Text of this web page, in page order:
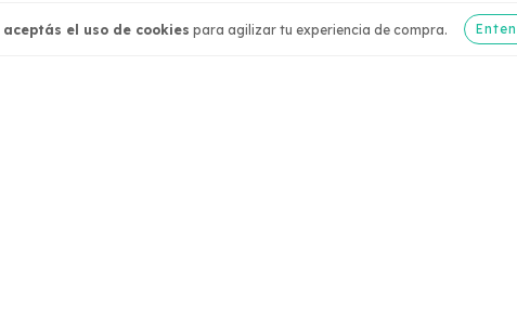
aceptás el uso de cookies para agilizar tu experiencia de compra.